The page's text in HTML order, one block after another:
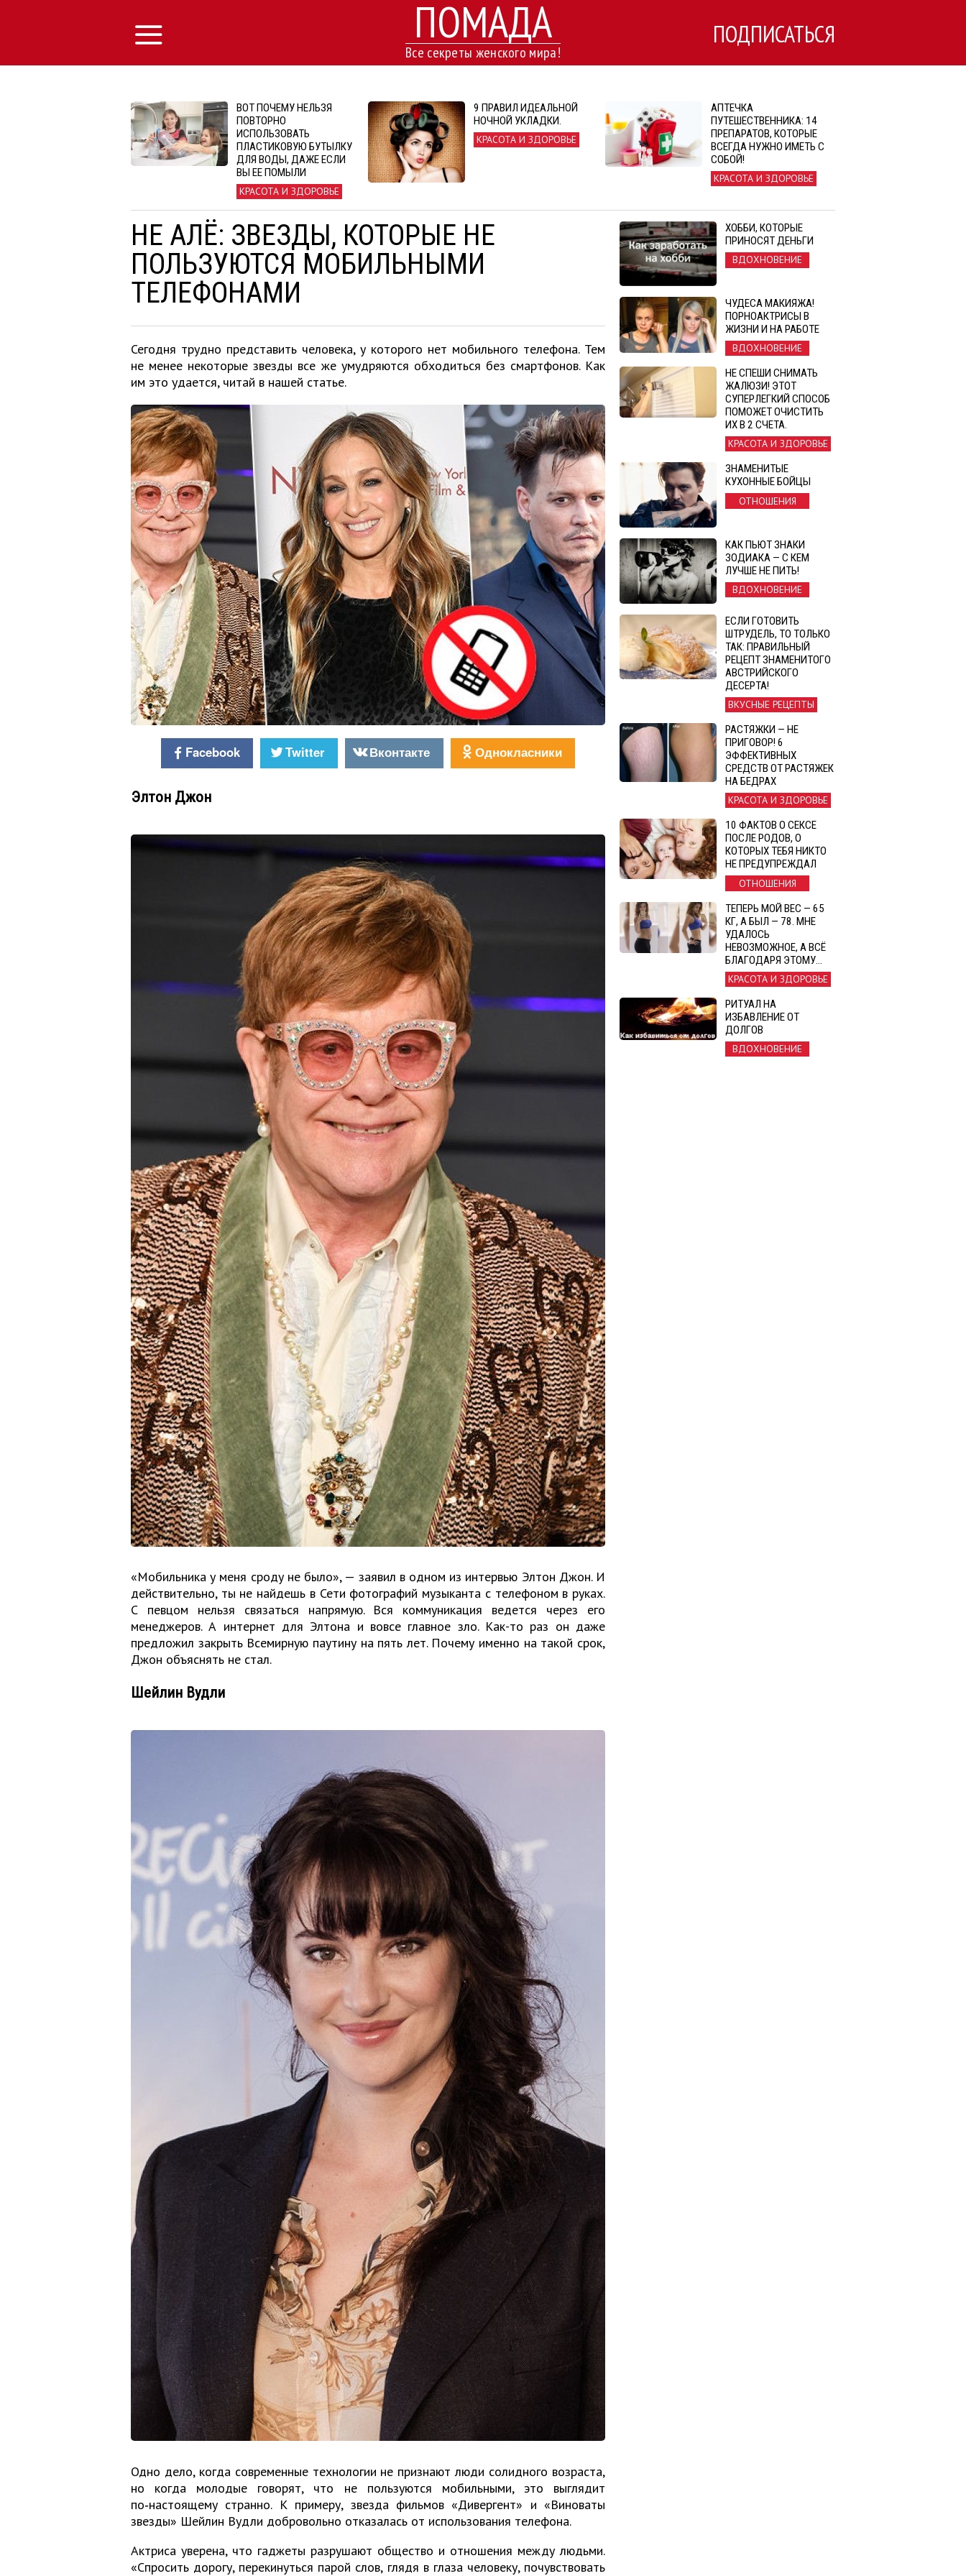
ПОМАДА
Все секреты женского мира!
ПОДПИСАТЬСЯ
ВОТ ПОЧЕМУ НЕЛЬЗЯ
ПОВТОРНО
ИСПОЛЬЗОВАТЬ
ПЛАСТИКОВУЮ БУТЫЛКУ
ДЛЯ ВОДЫ, ДАЖЕ ЕСЛИ
ВЫ ЕЕ ПОМЫЛИ
КРАСОТА И ЗДОРОВЬЕ
9 ПРАВИЛ ИДЕАЛЬНОЙ
НОЧНОЙ УКЛАДКИ.
КРАСОТА И ЗДОРОВЬЕ
АПТЕЧКА
ПУТЕШЕСТВЕННИКА: 14
ПРЕПАРАТОВ, КОТОРЫЕ
ВСЕГДА НУЖНО ИМЕТЬ С
СОБОЙ!
КРАСОТА И ЗДОРОВЬЕ
НЕ АЛЁ: ЗВЕЗДЫ, КОТОРЫЕ НЕ
ПОЛЬЗУЮТСЯ МОБИЛЬНЫМИ
ТЕЛЕФОНАМИ
Сегодня трудно представить человека, у которого нет мобильного телефона. Тем
не менее некоторые звезды все же умудряются обходиться без смартфонов. Как
им это удается, читай в нашей статье.
Facebook Twitter Вконтакте Однокласники
Элтон Джон
«Мобильника у меня сроду не было», — заявил в одном из интервью Элтон Джон. И
действительно, ты не найдешь в Сети фотографий музыканта с телефоном в руках.
С певцом нельзя связаться напрямую. Вся коммуникация ведется через его
менеджеров. А интернет для Элтона и вовсе главное зло. Как-то раз он даже
предложил закрыть Всемирную паутину на пять лет. Почему именно на такой срок,
Джон объяснять не стал.
Шейлин Вудли
Одно дело, когда современные технологии не признают люди солидного возраста,
но когда молодые говорят, что не пользуются мобильными, это выглядит
по‑настоящему странно. К примеру, звезда фильмов «Дивергент» и «Виноваты
звезды» Шейлин Вудли добровольно отказалась от использования телефона.
Актриса уверена, что гаджеты разрушают общество и отношения между людьми.
«Спросить дорогу, перекинуться парой слов, глядя в глаза человеку, почувствовать
ХОББИ, КОТОРЫЕ
ПРИНОСЯТ ДЕНЬГИ
ВДОХНОВЕНИЕ
ЧУДЕСА МАКИЯЖА!
ПОРНОАКТРИСЫ В
ЖИЗНИ И НА РАБОТЕ
ВДОХНОВЕНИЕ
НЕ СПЕШИ СНИМАТЬ
ЖАЛЮЗИ! ЭТОТ
СУПЕРЛЕГКИЙ СПОСОБ
ПОМОЖЕТ ОЧИСТИТЬ
ИХ В 2 СЧЕТА.
КРАСОТА И ЗДОРОВЬЕ
ЗНАМЕНИТЫЕ
КУХОННЫЕ БОЙЦЫ
ОТНОШЕНИЯ
КАК ПЬЮТ ЗНАКИ
ЗОДИАКА — С КЕМ
ЛУЧШЕ НЕ ПИТЬ!
ВДОХНОВЕНИЕ
ЕСЛИ ГОТОВИТЬ
ШТРУДЕЛЬ, ТО ТОЛЬКО
ТАК: ПРАВИЛЬНЫЙ
РЕЦЕПТ ЗНАМЕНИТОГО
АВСТРИЙСКОГО
ДЕСЕРТА!
ВКУСНЫЕ РЕЦЕПТЫ
РАСТЯЖКИ — НЕ
ПРИГОВОР! 6
ЭФФЕКТИВНЫХ
СРЕДСТВ ОТ РАСТЯЖЕК
НА БЕДРАХ
КРАСОТА И ЗДОРОВЬЕ
10 ФАКТОВ О СЕКСЕ
ПОСЛЕ РОДОВ, О
КОТОРЫХ ТЕБЯ НИКТО
НЕ ПРЕДУПРЕЖДАЛ
ОТНОШЕНИЯ
ТЕПЕРЬ МОЙ ВЕС — 65
КГ, А БЫЛ — 78. МНЕ
УДАЛОСЬ
НЕВОЗМОЖНОЕ, А ВСЁ
БЛАГОДАРЯ ЭТОМУ…
КРАСОТА И ЗДОРОВЬЕ
РИТУАЛ НА
ИЗБАВЛЕНИЕ ОТ
ДОЛГОВ
ВДОХНОВЕНИЕ